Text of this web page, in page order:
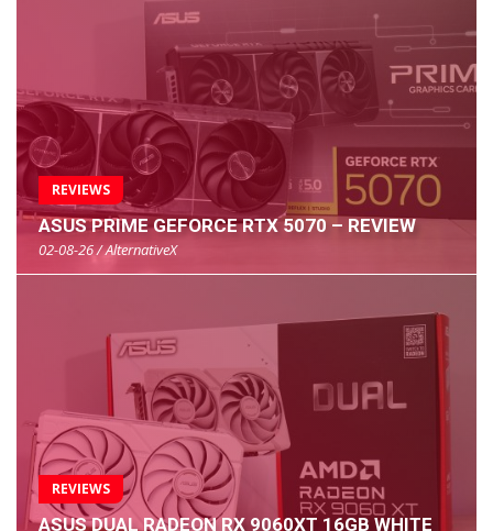
REVIEWS
ASUS PRIME GEFORCE RTX 5070 – REVIEW
02-08-26 / AlternativeX
REVIEWS
ASUS DUAL RADEON RX 9060XT 16GB WHITE